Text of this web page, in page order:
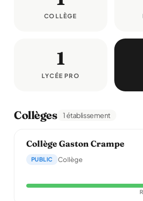
COLLÈGE
1
LYCÉE PRO
Collèges 1 établissement
Collège Gaston Crampe
PUBLIC Collège